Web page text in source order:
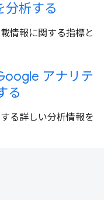
分析する
情報に関する指標と
アナリテ
る
る詳しい分析情報を